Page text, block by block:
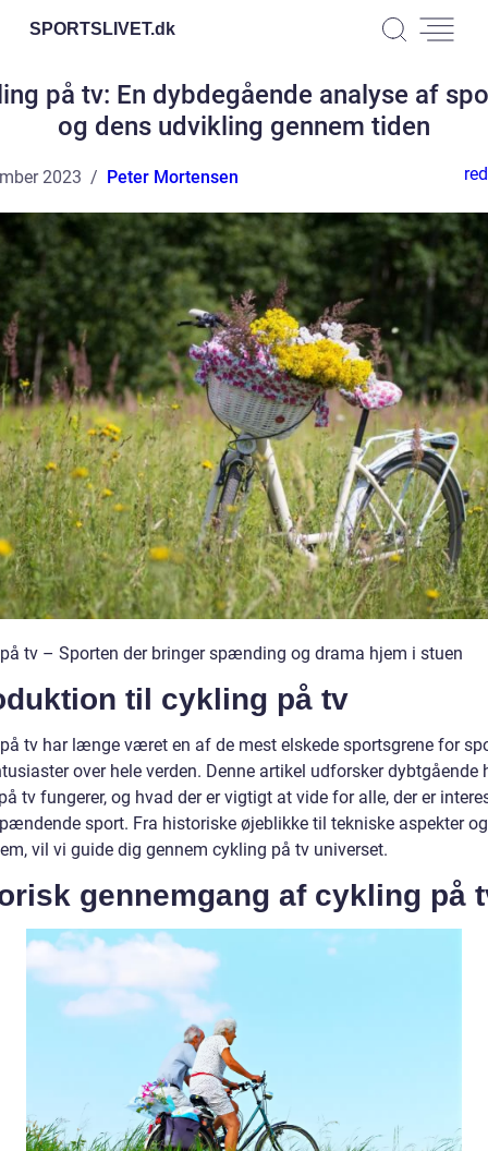
SPORTSLIVET.dk
på tv: En dybdegående analyse af
og dens udvikling gennem tiden
2023 Peter Mortensen
tv – Sporten der bringer spænding og drama hjem i stuen
til cykling på tv
tv har længe været en af de mest elskede sportsgrene for
over hele verden. Denne artikel udforsker dybtgående
tv fungerer, og hvad der er vigtigt at vide for alle, der er
sport. Fra historiske øjeblikke til tekniske aspekter
vil vi guide dig gennem cykling på tv universet.
gennemgang af cykling på